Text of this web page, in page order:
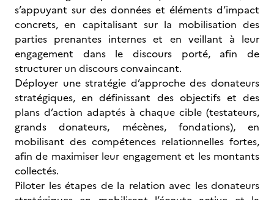
s’appuyant sur des données et éléments d’impact
concrets, en capitalisant sur la mobilisation des
parties prenantes internes et en veillant à leur
engagement dans le discours porté, afin de
structurer un discours convaincant.
Déployer une stratégie d’approche des donateurs
stratégiques, en définissant des objectifs et des
plans d’action adaptés à chaque cible (testateurs,
grands donateurs, mécènes, fondations), en
mobilisant des compétences relationnelles fortes,
afin de maximiser leur engagement et les montants
collectés.
Piloter les étapes de la relation avec les donateurs